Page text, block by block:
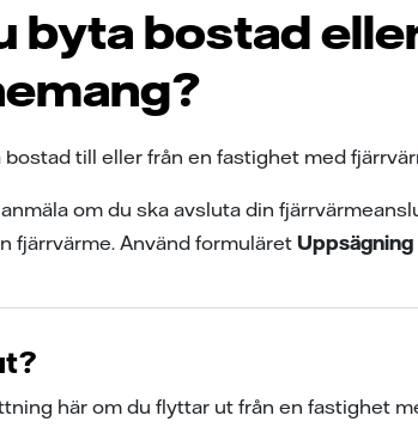
byta bostad
bostad till eller från en fastighet med
om du ska avsluta din
fjärrvärme. Använd formuläret
här om du flyttar ut från en fastighet